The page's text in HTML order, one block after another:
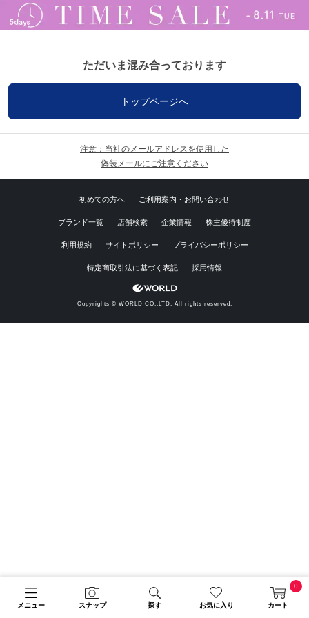
メニュー スナップ 探す お気に入り カート
0
ただいま混み合っております
トップページへ
注意：当社のメールアドレスを使用した
偽装メールにご注意ください
初めての方へ ご利用案内・お問い合わせ
ブランド一覧 店舗検索 企業情報 株主優待制度
利用規約 サイトポリシー プライバシーポリシー
特定商取引法に基づく表記 採用情報
Copyrights © WORLD CO.,LTD. All rights reserved.